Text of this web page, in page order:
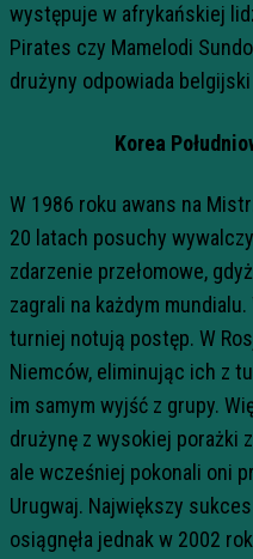
występuje w afrykańskiej
Pirates czy Mamelodi
drużyny odpowiada
Korea
W 1986 roku awans na
20 latach posuchy
zdarzenie przełomowe,
zagrali na każdym
turniej notują postęp. W
Niemców, eliminując ich z
im samym wyjść z grupy.
drużynę z wysokiej porażki
ale wcześniej pokonali oni
Urugwaj. Największy
osiągnęła jednak w 2002